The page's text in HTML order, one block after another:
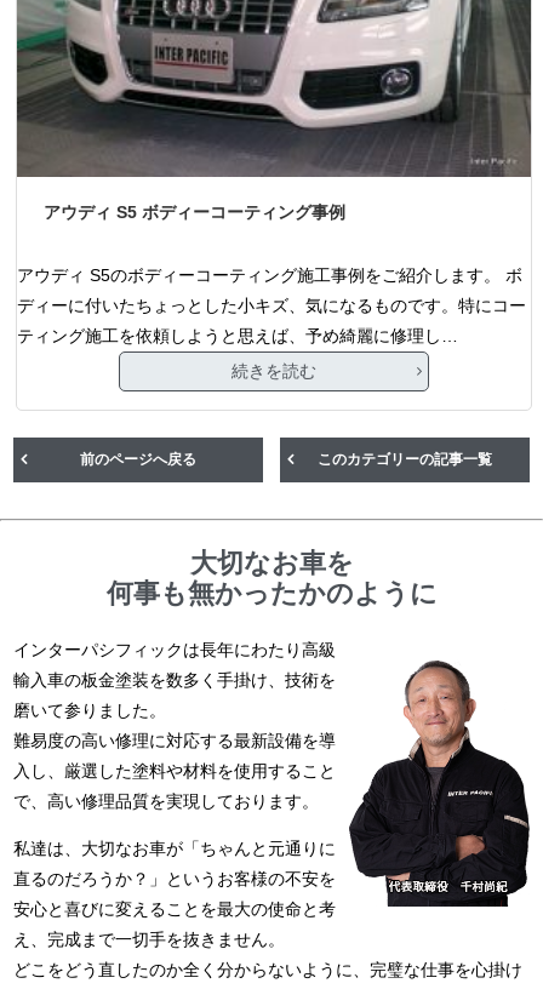
アウディ S5 ボディーコーティング事例
アウディ S5のボディーコーティング施工事例をご紹介します。 ボ
ディーに付いたちょっとした小キズ、気になるものです。特にコー
ティング施工を依頼しようと思えば、予め綺麗に修理し…
続きを読む
前のページへ戻る このカテゴリーの記事一覧
大切なお車を
何事も無かったかのように
インターパシフィックは長年にわたり高級
輸入車の板金塗装を数多く手掛け、技術を
磨いて参りました。
難易度の高い修理に対応する最新設備を導
入し、厳選した塗料や材料を使用すること
で、高い修理品質を実現しております。
私達は、大切なお車が「ちゃんと元通りに
直るのだろうか？」というお客様の不安を
安心と喜びに変えることを最大の使命と考
え、完成まで一切手を抜きません。
どこをどう直したのか全く分からないように、完璧な仕事を心掛け